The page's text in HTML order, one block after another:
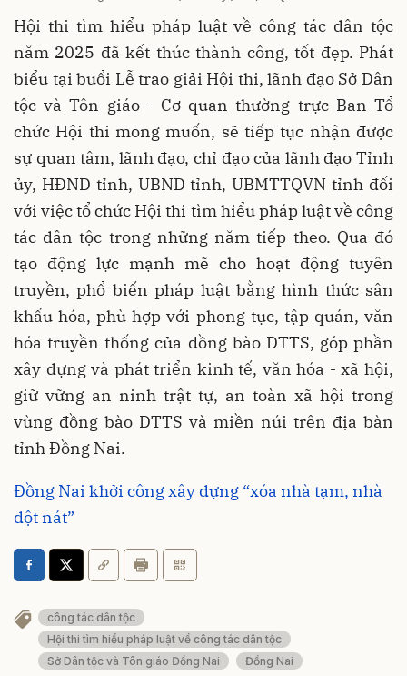
Hội thi tìm hiểu pháp luật về công tác dân tộc
năm 2025 đã kết thúc thành công, tốt đẹp. Phát
biểu tại buổi Lễ trao giải Hội thi, lãnh đạo Sở Dân
tộc và Tôn giáo - Cơ quan thường trực Ban Tổ
chức Hội thi mong muốn, sẽ tiếp tục nhận được
sự quan tâm, lãnh đạo, chỉ đạo của lãnh đạo Tỉnh
ủy, HĐND tỉnh, UBND tỉnh, UBMTTQVN tỉnh đối
với việc tổ chức Hội thi tìm hiểu pháp luật về công
tác dân tộc trong những năm tiếp theo. Qua đó
tạo động lực mạnh mẽ cho hoạt động tuyên
truyền, phổ biến pháp luật bằng hình thức sân
khấu hóa, phù hợp với phong tục, tập quán, văn
hóa truyền thống của đồng bào DTTS, góp phần
xây dựng và phát triển kinh tế, văn hóa - xã hội,
giữ vững an ninh trật tự, an toàn xã hội trong
vùng đồng bào DTTS và miền núi trên địa bàn
tỉnh Đồng Nai.
Đồng Nai khởi công xây dựng “xóa nhà tạm, nhà
dột nát”
công tác dân tộc
Hội thi tìm hiểu pháp luật về công tác dân tộc
Sở Dân tộc và Tôn giáo Đồng Nai
Đồng Nai